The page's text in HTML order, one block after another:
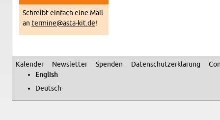
Schreibt ein­fach eine Mail
an termine@​asta-​kit.​de!
Sec­ondary menu
Kalen­der Newslet­ter Spenden Daten­schutzerklärung
Eng­lish
Deutsch